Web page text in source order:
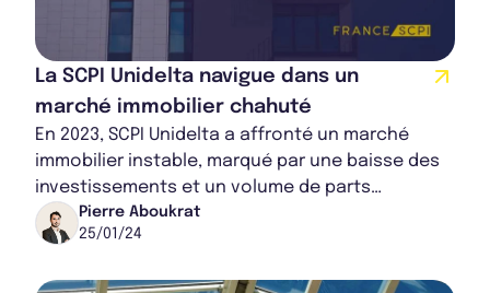
La SCPI Unidelta navigue dans un
marché immobilier chahuté
En 2023, SCPI Unidelta a affronté un marché
immobilier instable, marqué par une baisse des
investissements et un volume de parts
échangées réduit. Cependant, une cession
lucrative...
Pierre Aboukrat
25/01/24